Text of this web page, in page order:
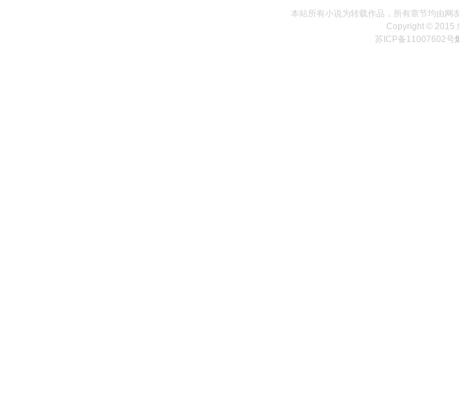
本站所有小说为转载作品，所有章节均由网
Copyright © 2015
苏ICP备11007602号